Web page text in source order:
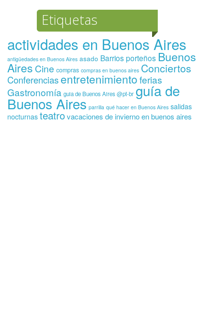
Etiquetas
actividades en Buenos Aires
antigüedades en Buenos Aires asado Barrios porteños Buenos
Aires Cine compras compras en buenos aires Conciertos
Conferenciasentretenimientoferias
Gastronomía guia de Buenos Aires @pt-br guía de
Buenos Aires parrilla qué hacer en Buenos Aires salidas
nocturnas teatrovacaciones de invierno en buenos aires